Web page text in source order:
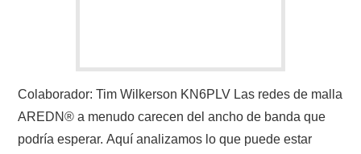
Colaborador: Tim Wilkerson KN6PLV Las redes de malla
AREDN® a menudo carecen del ancho de banda que
podría esperar. Aquí analizamos lo que puede estar